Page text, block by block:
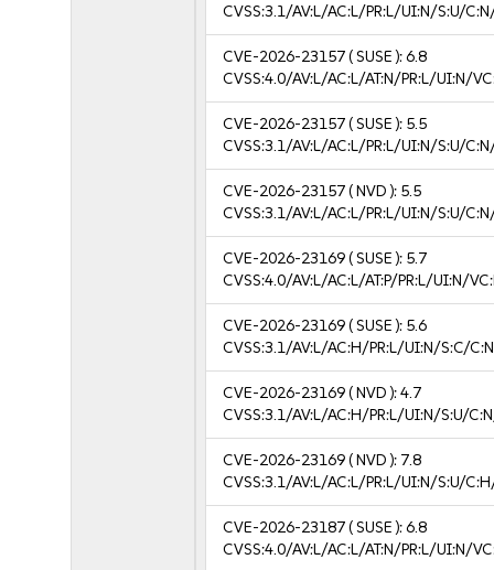
CVSS:3.1/AV:L/AC:L/PR:L/UI:N/S:U/
CVE-2026-23157( SUSE ):6.8
CVSS:4.0/AV:L/AC:L/AT:N/PR:L/UI:N/
CVE-2026-23157( SUSE ): 5.5
CVSS:3.1/AV:L/AC:L/PR:L/UI:N/S:U/
CVE-2026-23157( NVD ): 5.5
CVSS:3.1/AV:L/AC:L/PR:L/UI:N/S:U/
CVE-2026-23169( SUSE ): 5.7
CVSS:4.0/AV:L/AC:L/AT:P/PR:L/UI:N/
CVE-2026-23169( SUSE ): 5.6
CVSS:3.1/AV:L/AC:H/PR:L/UI:N/S:C/
CVE-2026-23169( NVD ):4.7
CVSS:3.1/AV:L/AC:H/PR:L/UI:N/S:U/
CVE-2026-23169( NVD ): 7.8
CVSS:3.1/AV:L/AC:L/PR:L/UI:N/S:U/
CVE-2026-23187( SUSE ):6.8
CVSS:4.0/AV:L/AC:L/AT:N/PR:L/UI:N/